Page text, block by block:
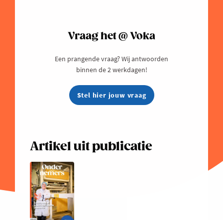
Vraag het @ Voka
Een prangende vraag? Wij antwoorden
binnen de 2 werkdagen!
Stel hier jouw vraag
Artikel uit publicatie